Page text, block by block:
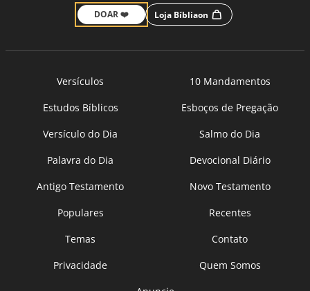
DOAR ❤️ Loja Bíbliaon
Versículos
10 Mandamentos
Estudos Bíblicos
Esboços de Pregação
Versículo do Dia
Salmo do Dia
Palavra do Dia
Devocional Diário
Antigo Testamento
Novo Testamento
Populares
Recentes
Temas
Contato
Privacidade
Quem Somos